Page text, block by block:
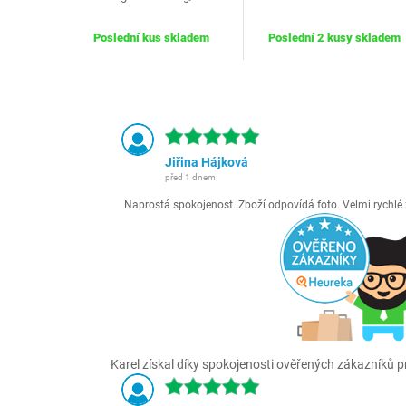
Poslední kus skladem Poslední 2 kusy skladem
Jiřina Hájková
před 1 dnem
Naprostá spokojenost. Zboží odpovídá foto. Velmi
Karel získal díky spokojenosti ověřených zákazníků